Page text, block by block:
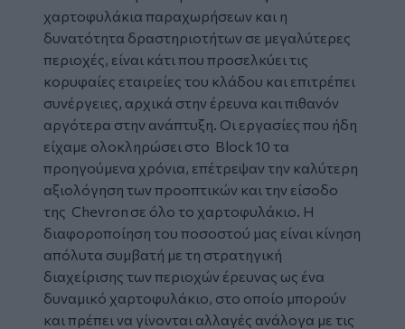
χαρτοφυλάκια παραχωρήσεων και η
δυνατότητα δραστηριοτήτων σε μεγαλύτερες
περιοχές, είναι κάτι που προσελκύει τις
κορυφαίες εταιρείες του κλάδου και επιτρέπει
συνέργειες, αρχικά στην έρευνα και πιθανόν
αργότερα στην ανάπτυξη. Οι εργασίες που ήδη
είχαμε ολοκληρώσει στο Block 10 τα
προηγούμενα χρόνια, επέτρεψαν την καλύτερη
αξιολόγηση των προοπτικών και την είσοδο
της Chevron σε όλο το χαρτοφυλάκιο. Η
διαφοροποίηση του ποσοστού μας είναι κίνηση
απόλυτα συμβατή με τη στρατηγική
διαχείρισης των περιοχών έρευνας ως ένα
δυναμικό χαρτοφυλάκιο, στο οποίο μπορούν
και πρέπει να γίνονται αλλαγές ανάλογα με τις